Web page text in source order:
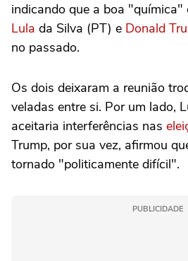
indicando que a boa "química"
Lula da Silva (PT) e Donald
no passado.
Os dois deixaram a reunião
veladas entre si. Por um lado,
aceitaria interferências nas
Trump, por sua vez, afirmou
tornado "politicamente difícil".
PUBLICIDADE